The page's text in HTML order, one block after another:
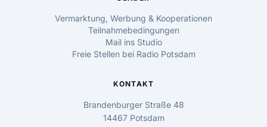
Vermarktung, Werbung & Kooperationen
Teilnahmebedingungen
Mail ins Studio
Freie Stellen bei Radio Potsdam
KONTAKT
Brandenburger Straße 48
14467 Potsdam